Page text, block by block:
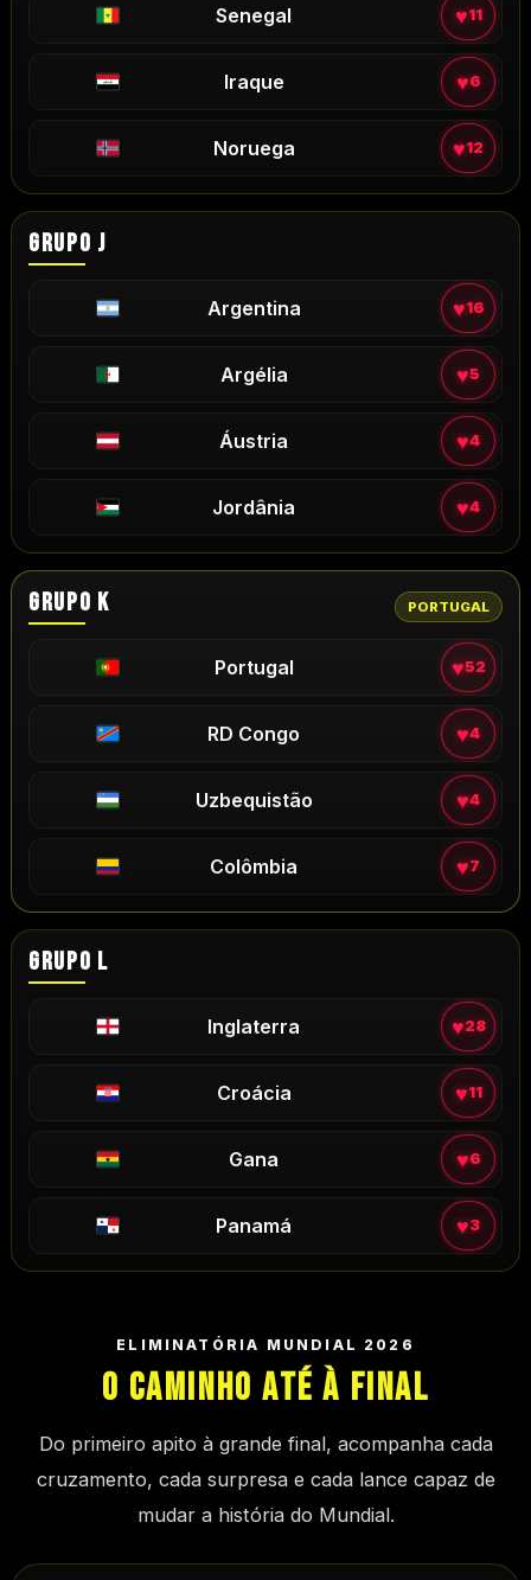
Senegal ♥11
Iraque ♥6
Noruega ♥12
GRUPO J
Argentina ♥16
Argélia ♥5
Áustria ♥4
Jordânia ♥4
GRUPO K PORTUGAL
Portugal ♥52
RD Congo ♥4
Uzbequistão ♥4
Colômbia ♥7
GRUPO L
Inglaterra ♥28
Croácia ♥11
Gana ♥6
Panamá ♥3
ELIMINATÓRIA MUNDIAL 2026
O CAMINHO ATÉ À FINAL
Do primeiro apito à grande final, acompanha cada
cruzamento, cada surpresa e cada lance capaz de
mudar a história do Mundial.